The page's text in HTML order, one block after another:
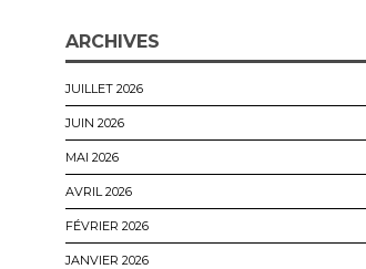
ARCHIVES
JUILLET 2026
JUIN 2026
MAI 2026
AVRIL 2026
FÉVRIER 2026
JANVIER 2026